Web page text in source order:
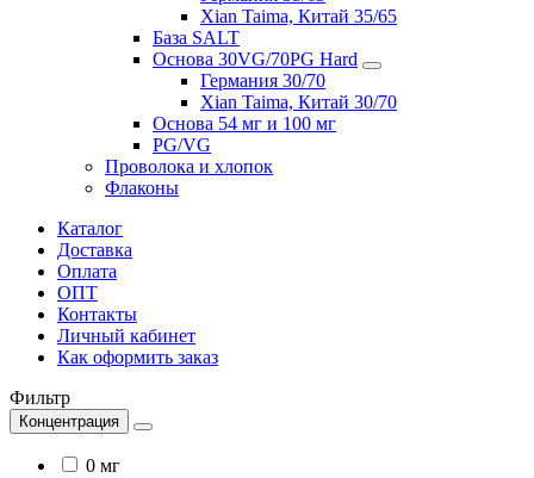
Xian Taima, Китай 35/65
База SALT
Основа 30VG/70PG Hard
Германия 30/70
Xian Taima, Китай 30/70
Основа 54 мг и 100 мг
PG/VG
Проволока и хлопок
Флаконы
Каталог
Доставка
Оплата
ОПТ
Контакты
Личный кабинет
Как оформить заказ
Фильтр
Концентрация
0 мг